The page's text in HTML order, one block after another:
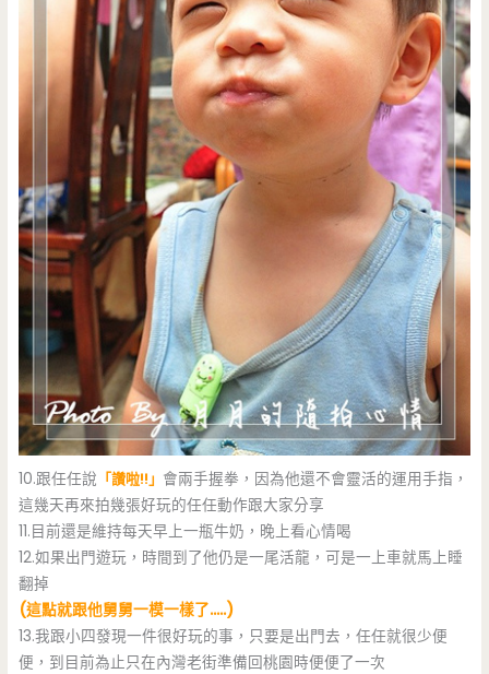
10.跟任任說 「讚啦!!」 會兩手握拳，因為他還不會靈活的運用手指，
這幾天再來拍幾張好玩的任任動作跟大家分享
11.目前還是維持每天早上一瓶牛奶，晚上看心情喝
12.如果出門遊玩，時間到了他仍是一尾活龍，可是一上車就馬上睡
翻掉
(這點就跟他舅舅一模一樣了…..)
13.我跟小四發現一件很好玩的事，只要是出門去，任任就很少便
便，到目前為止只在內灣老街準備回桃園時便便了一次